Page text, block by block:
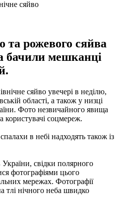
та рожевого сяйва
бачили мешканці
сяйво увечері в неділю,
області, а також у низці
Фото незвичайного явища
користувачі соцмереж.
в небі надходять також із
свідки полярного
фотографіями цього
мережах. Фотографії
тлі нічного неба швидко